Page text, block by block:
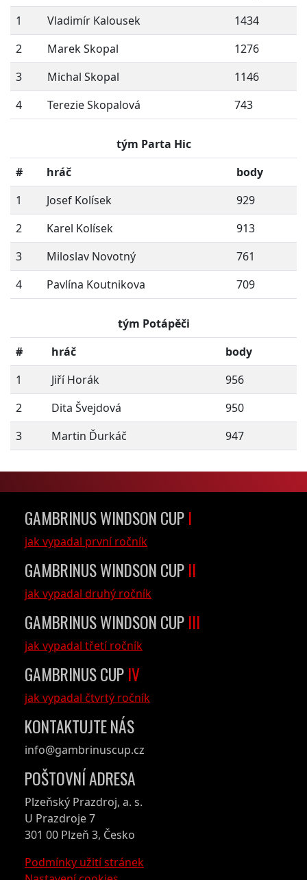
1
Vladimír Kalousek
1434
2
Marek Skopal
1276
3
Michal Skopal
1146
4
Terezie Skopalová 743
tým Parta Hic
#
hráč
body
1
Josef Kolísek
929
2
Karel Kolísek
913
3
Miloslav Novotný
761
4
Pavlína Koutnikova 709
tým Potápěči
#
hráč
body
1
Jiří Horák
956
2
Dita Švejdová
950
3
Martin Ďurkáč 947
GAMBRINUS WINDSON CUP I
jak vypadal první ročník
GAMBRINUS WINDSON CUP II
jak vypadal druhý ročník
GAMBRINUS WINDSON CUP III
jak vypadal třetí ročník
GAMBRINUS CUP IV
jak vypadal čtvrtý ročník
KONTAKTUJTE NÁS
info@gambrinuscup.cz
POŠTOVNÍ ADRESA
Plzeňský Prazdroj, a. s.
U Prazdroje 7
301 00 Plzeň 3, Česko
Podmínky užití stránek